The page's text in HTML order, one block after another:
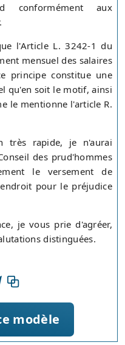
conformément aux
l'Article L. 3242-1 du
mensuel des salaires
principe constitue une
qu'en soit le motif, ainsi
le mentionne l'article R.
très rapide, je n'aurai
des prud'hommes
le versement de
pour le préjudice
je vous prie d'agréer,
distinguées.
modèle